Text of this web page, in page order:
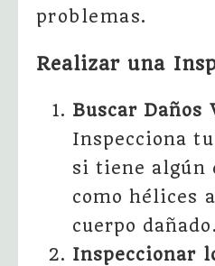
problemas.
Realizar una
Buscar Daños
Inspecciona
si tiene algún
como hélices
cuerpo dañado.
Inspeccionar